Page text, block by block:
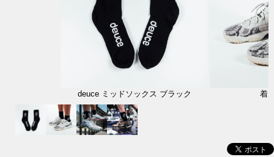
deuce ミッドソックス ブラック 着